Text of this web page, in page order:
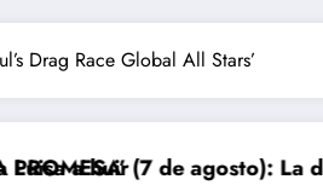
Drag Race Global All Stars’
La decisión de Máximo
‘Barrio